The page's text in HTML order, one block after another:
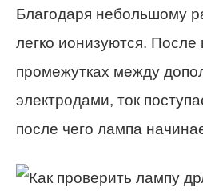
Благодаря небольшому
легко ионизуются. После
промежутках между
электродами, ток
после чего лампа